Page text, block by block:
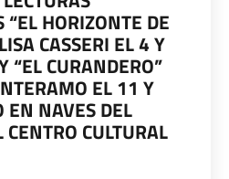
HORIZONTE DE
CASSERI EL 4 Y
“EL CURANDERO”
EL 11 Y
EN NAVES DEL
CULTURAL